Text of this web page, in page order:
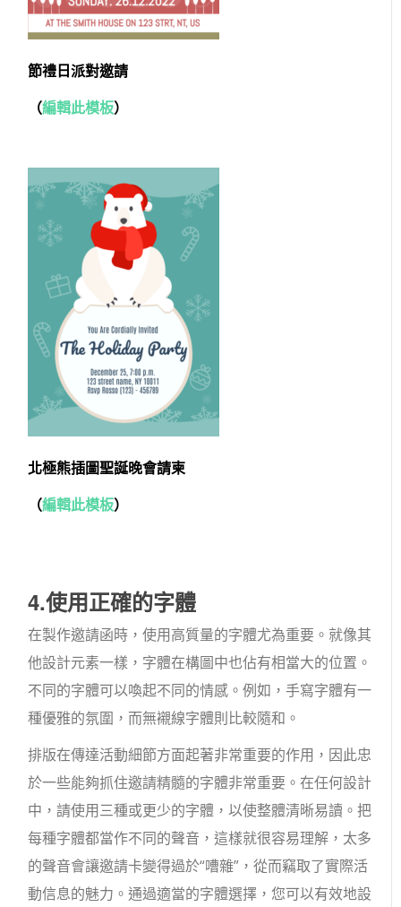
節禮日派對邀請
（編輯此模板）
北極熊插圖聖誕晚會請柬
（編輯此模板）
4.使用正確的字體
在製作邀請函時，使用高質量的字體尤為重要。就像其
他設計元素一樣，字體在構圖中也佔有相當大的位置。
不同的字體可以喚起不同的情感。例如，手寫字體有一
種優雅的氛圍，而無襯線字體則比較隨和。
排版在傳達活動細節方面起著非常重要的作用，因此忠
於一些能夠抓住邀請精髓的字體非常重要。在任何設計
中，請使用三種或更少的字體，以使整體清晰易讀。把
每種字體都當作不同的聲音，這樣就很容易理解，太多
的聲音會讓邀請卡變得過於“嘈雜”，從而竊取了實際活
動信息的魅力。通過適當的字體選擇，您可以有效地設